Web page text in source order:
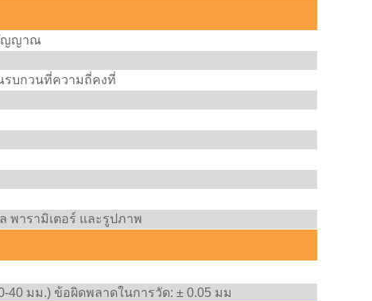
ญญาณ
บกวนที่ความถี่คงที่
พารามิเตอร์ และรูปภาพ
40 มม.) ข้อผิดพลาดในการวัด: ± 0.05 มม